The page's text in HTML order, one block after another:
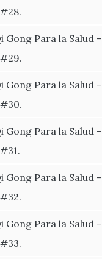
Gong Para la Salud –
Gong Para la Salud –
Gong Para la Salud –
Gong Para la Salud –
Gong Para la Salud –